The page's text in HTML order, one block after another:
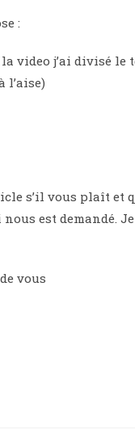
:
video j’ai divisé le
l’aise)
s’il vous plaît et
est demandé. Je
vous